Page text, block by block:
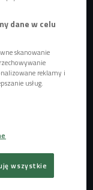
dane w celu
skanowanie
reklamy i
usług.
wszystkie